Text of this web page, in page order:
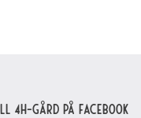
4H-gård på Facebook